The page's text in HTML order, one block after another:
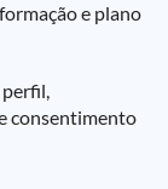
e plano
perfil,
consentimento